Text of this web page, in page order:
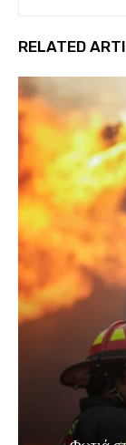
RELATED